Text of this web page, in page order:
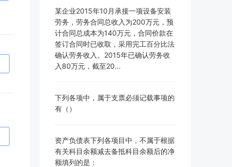
某企业2015年10月承接一项设备安装
劳务，劳务合同总收入为200万元，预
计合同总成本为140万元，合同价款在
签订合同时已收取，采用完工百分比法
确认劳务收入。2015年已确认劳务收
入80万元，截至20...
下列各项中，属于支票必须记载事项的
有（）
资产负债表下列各项目中，不属于根据
有关科目余额减去备抵科目余额后的净
额填列的是：